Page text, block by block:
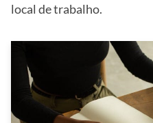
local de trabalho.